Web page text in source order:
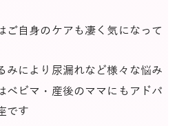
ご自身のケアも凄く気になって
みにより尿漏れなど様々な悩み
ベビマ・ 産後のママに も アドバ
です